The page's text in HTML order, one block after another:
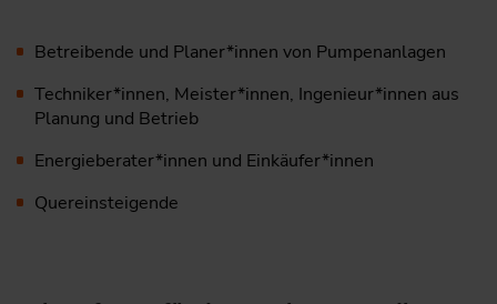
Betreibende und Planer*innen von Pumpenanlagen
Techniker*innen, Meister*innen, Ingenieur*innen aus
Planung und Betrieb
Energieberater*innen und Einkäufer*innen
Quereinsteigende